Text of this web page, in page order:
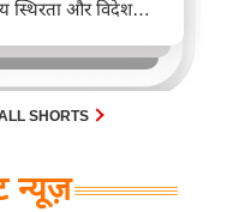
स्थिरता और विदेश
SHORTS
न्यूज़